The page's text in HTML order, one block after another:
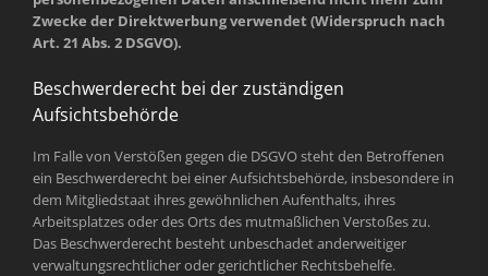
Zwecke der Direktwerbung verwendet (Widerspruch nach
Art. 21 Abs. 2 DSGVO).
Beschwerderecht bei der zuständigen
Aufsichtsbehörde
Im Falle von Verstößen gegen die DSGVO steht den Betroffenen
ein Beschwerderecht bei einer Aufsichtsbehörde, insbesondere in
dem Mitgliedstaat ihres gewöhnlichen Aufenthalts, ihres
Arbeitsplatzes oder des Orts des mutmaßlichen Verstoßes zu.
Das Beschwerderecht besteht unbeschadet anderweitiger
verwaltungsrechtlicher oder gerichtlicher Rechtsbehelfe.